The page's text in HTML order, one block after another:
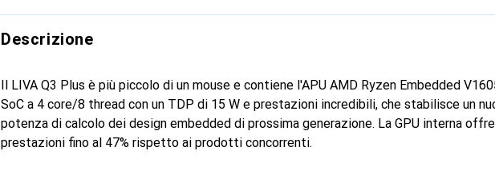
Descrizione
Il LIVA Q3 Plus è più piccolo di un mouse e contiene l'APU AMD Ryzen Embedded
SoC a 4 core/8 thread con un TDP di 15 W e prestazioni incredibili, che stabilisce un
potenza di calcolo dei design embedded di prossima generazione. La GPU interna
prestazioni fino al 47% rispetto ai prodotti concorrenti.